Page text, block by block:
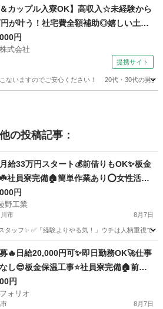
期間限定
＆カップル入寮OK】高収入☆未経験から
円が叶う！社宅費全額補助◎嬉しい土日
30代若手活躍中♪メーカーへの直接雇
スあり♪【自動車の製造加工・塗装】＜
市＞
円
式会社
提携サイト
ないますのでご安心ください！ 20代・30代の男
の投稿記事：
給33万円スタート💰前借りもOK✨板金
社員寮完備🏠簡単作業あり⭕️女性活躍
わず誰でも応募歓迎🎉
円
野工業
市 8月7日
タッフ✨ ✅「経験よりやる気！」ウチは人柄重視で
未経験
🔥日給20,000円可✨即日勤務OK🚀仕事
し😎板金保温工事⭐️社員寮完備🏠前借
齢関係なく誰でも応募OK🎉
円
ォリオ
8月7日